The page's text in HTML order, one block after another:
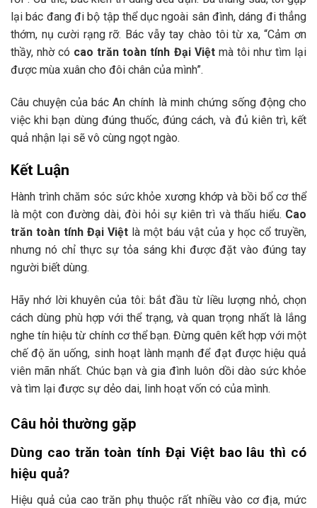
lại bác đang đi bộ tập thể dục ngoài sân đình, dáng đi thẳng
thớm, nụ cười rạng rỡ. Bác vẫy tay chào tôi từ xa, “Cảm ơn
thầy, nhờ có cao trăn toàn tính Đại Việtmà tôi như tìm lại
được mùa xuân cho đôi chân của mình”.
Câu chuyện của bác An chính là minh chứng sống động cho
việc khi bạn dùng đúng thuốc, đúng cách, và đủ kiên trì, kết
quả nhận lại sẽ vô cùng ngọt ngào.
Kết Luận
Hành trình chăm sóc sức khỏe xương khớp và bồi bổ cơ thể
là một con đường dài, đòi hỏi sự kiên trì và thấu hiểu. Cao
trăn toàn tính Đại Việt là một báu vật của y học cổ truyền,
nhưng nó chỉ thực sự tỏa sáng khi được đặt vào đúng tay
người biết dùng.
Hãy nhớ lời khuyên của tôi: bắt đầu từ liều lượng nhỏ, chọn
cách dùng phù hợp với thể trạng, và quan trọng nhất là lắng
nghe tín hiệu từ chính cơ thể bạn. Đừng quên kết hợp với một
chế độ ăn uống, sinh hoạt lành mạnh để đạt được hiệu quả
viên mãn nhất. Chúc bạn và gia đình luôn dồi dào sức khỏe
và tìm lại được sự dẻo dai, linh hoạt vốn có của mình.
Câu hỏi thường gặp
Dùng cao trăn toàn tính Đại Việt bao lâu thì có
hiệu quả?
Hiệu quả của cao trăn phụ thuộc rất nhiều vào cơ địa, mức